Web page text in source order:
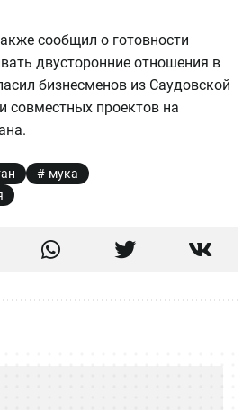
сообщил о готовности
двусторонние отношения в
бизнесменов из Саудовской
совместных проектов на
мука